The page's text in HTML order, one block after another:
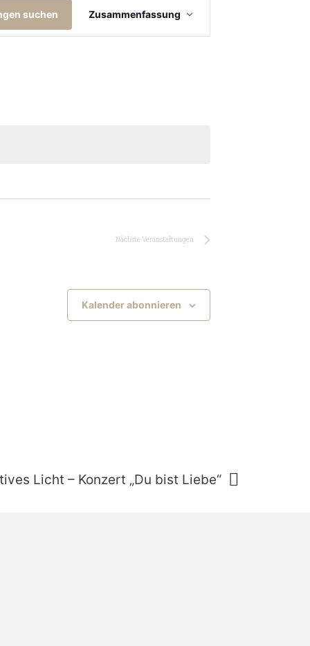
suchen
Ansichten-
Zusammenfassung
Nächste Veranstaltungen
Kalender abonnieren
Licht – Konzert „Du bist Liebe“